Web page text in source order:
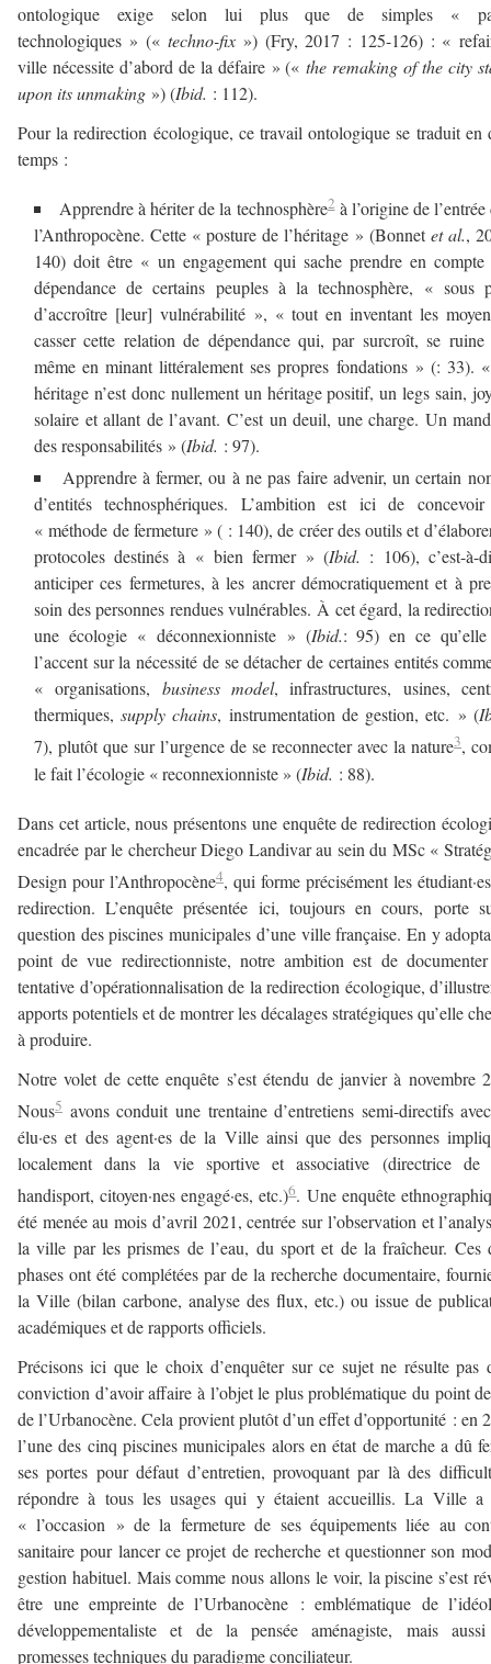
ontologique exige selon lui plus que de simples «
technologiques » (« techno-fix ») (Fry, 2017 : 125-126) : «
ville nécessite d’abord de la défaire » («the remaking of the city
upon its unmaking ») (Ibid. : 112).
Pour la redirection écologique, ce travail ontologique se traduit en
temps :
Apprendre à hériter de la technosphère2à l’origine de l’entrée
l’Anthropocène. Cette « posture de l’héritage » (Bonnetet al.,
140) doit être « un engagement qui sache prendre en
dépendance de certains peuples à la technosphère, « sous
d’accroître [leur] vulnérabilité », « tout en inventant les
casser cette relation de dépendance qui, par surcroît, se ruine
même en minant littéralement ses propres fondations » (: 33).
héritage n’est donc nullement un héritage positif, un legs sain,
solaire et allant de l’avant. C’est un deuil, une charge. Un
des responsabilités » (Ibid. : 97).
Apprendre à fermer, ou à ne pas faire advenir, un certain
d’entités technosphériques. L’ambition est ici de
« méthode de fermeture » ( : 140), de créer des outils et
protocoles destinés à « bien fermer » (Ibid. : 106), c’est-à-
anticiper ces fermetures, à les ancrer démocratiquement et à
soin des personnes rendues vulnérables. À cet égard, la
une écologie « déconnexionniste » (Ibid.: 95) en ce
l’accent sur la nécessité de se détacher de certaines entités
« organisations, business model, infrastructures, usines,
thermiques,supply chains, instrumentation de gestion, etc. » (
7), plutôt que sur l’urgence de se reconnecter avec la nature3,
le fait l’écologie « reconnexionniste » (Ibid. : 88).
Dans cet article, nous présentons une enquête de redirection
encadrée par le chercheur Diego Landivar au sein du MSc «
Design pour l’Anthropocène4, qui forme précisément les
redirection. L’enquête présentée ici, toujours en cours, porte
question des piscines municipales d’une ville française. En y
point de vue redirectionniste, notre ambition est de
tentative d’opérationnalisation de la redirection écologique,
apports potentiels et de montrer les décalages stratégiques qu’elle
à produire.
Notre volet de cette enquête s’est étendu de janvier à novembre
Nous5 avons conduit une trentaine d’entretiens semi-directifs
élu·es et des agent·es de la Ville ainsi que des personnes
localement dans la vie sportive et associative (directrice de
handisport, citoyen·nes engagé·es, etc.)6. Une enquête
été menée au mois d’avril 2021, centrée sur l’observation et
la ville par les prismes de l’eau, du sport et de la fraîcheur. Ces
phases ont été complétées par de la recherche documentaire,
la Ville (bilan carbone, analyse des flux, etc.) ou issue de
académiques et de rapports officiels.
Précisons ici que le choix d’enquêter sur ce sujet ne résulte pas
conviction d’avoir affaire à l’objet le plus problématique du point
de l’Urbanocène. Cela provient plutôt d’un effet d’opportunité : en
l’une des cinq piscines municipales alors en état de marche a dû
ses portes pour défaut d’entretien, provoquant par là des
répondre à tous les usages qui y étaient accueillis. La Ville a
« l’occasion » de la fermeture de ses équipements liée au
sanitaire pour lancer ce projet de recherche et questionner son
gestion habituel. Mais comme nous allons le voir, la piscine s’est
être une empreinte de l’Urbanocène : emblématique de
développementaliste et de la pensée aménagiste, mais
promesses techniques du paradigme conciliateur.